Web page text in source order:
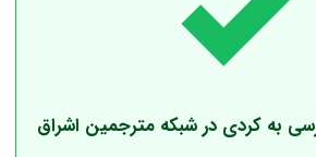
به کردی در شبکه مترجمین اشراق